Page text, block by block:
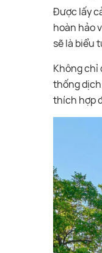
Được lấy
hoàn hảo
sẽ là biểu
Không chỉ
thống
thích hợp